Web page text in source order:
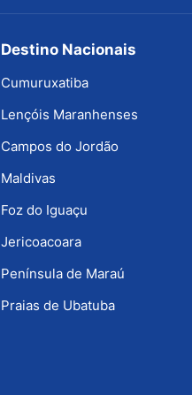
Destino Nacionais
Cumuruxatiba
Lençóis Maranhenses
Campos do Jordão
Maldivas
Foz do Iguaçu
Jericoacoara
Península de Maraú
Praias de Ubatuba